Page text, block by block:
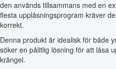
den används tillsammans med en
flesta upplåsningsprogram kräver
korrekt.
Denna produkt är idealisk för både
söker en pålitlig lösning för att låsa
krångel.